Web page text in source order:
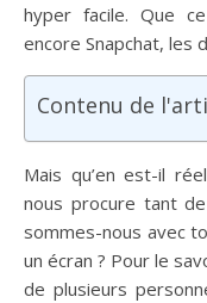
hyper facile. Que
encore Snapchat, les
Contenu de
Mais qu’en est-il
nous procure tant
sommes-nous avec
un écran ? Pour le
de plusieurs